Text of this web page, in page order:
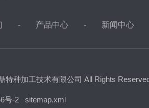
产品中心 新闻中心
特种加工技术有限公司 All Rights
号-2 sitemap.xml